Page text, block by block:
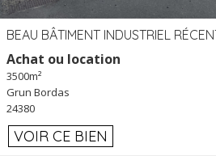
Achat ou location
3500m²
Grun Bordas
24380
VOIR CE BIEN